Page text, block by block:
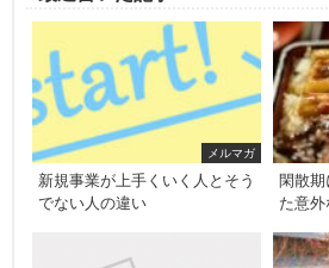
メルマガ
新規事業が上手くいく人とそう
でない人の違い
閑散
た意